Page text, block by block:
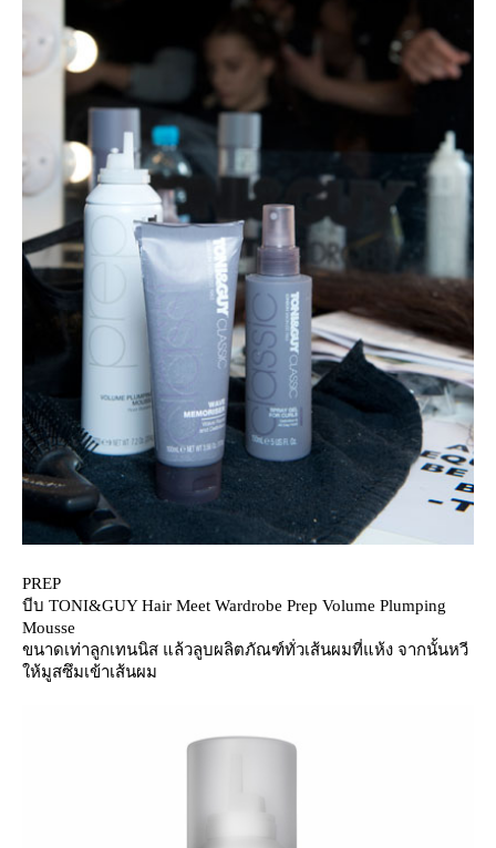
PREP
บีบ TONI&GUY Hair Meet Wardrobe Prep Volume Plumping
Mousse
ขนาดเท่าลูกเทนนิส แล้วลูบผลิตภัณฑ์ทั่วเส้นผมที่แห้ง จากนั้นหวี
ห้มูสซึมเข้าเส้นผม